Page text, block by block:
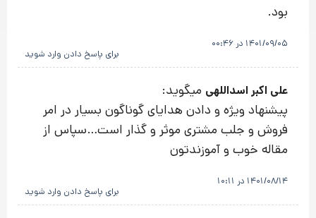
بود.
1401/09/05 در 00:46
برای پاسخ دادن وارد شوید
علی اکبر اسداللهی میگوید:
پیشنهاد ویژه و دادن هدایای گوناگون بسیار در امر
فروش و جلب مشتری موثر و گذار است…سپاس از
مقاله خوب و آموزندتون
1401/08/14 در 10:11
برای پاسخ دادن وارد شوید